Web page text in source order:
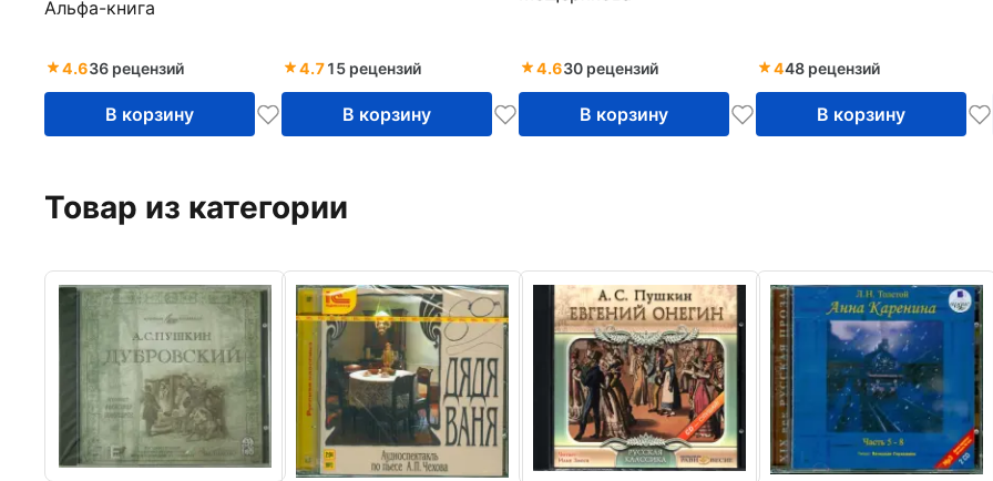
Альфа-книга
4.636 рецензий
В корзину
4.715 рецензий
В корзину
4.630 рецензий
В корзину
448 рецензий
В корзину
Товар из категории